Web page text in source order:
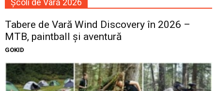
Școli de Vară 2026
Tabere de Vară Wind Discovery în 2026 –
MTB, paintball și aventură
GOKID